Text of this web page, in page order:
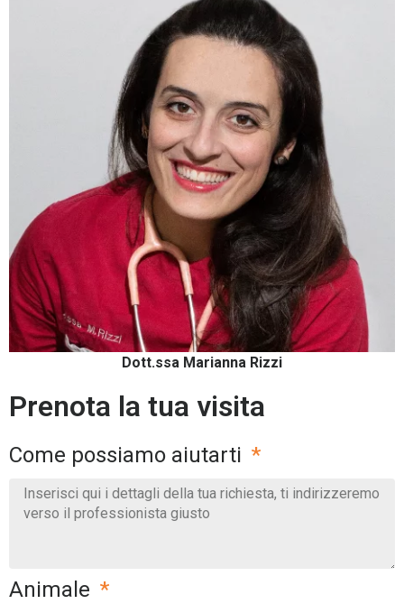
Dott.ssa Marianna Rizzi
Prenota la tua visita
Come possiamo aiutarti
Animale